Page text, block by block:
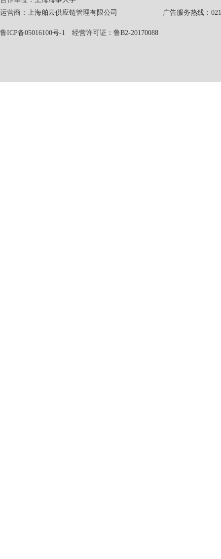
运营商：上海舶云供应链管理有限公司 广告服务热线：021-
鲁ICP备05016100号-1 经营许可证：鲁B2-20170088